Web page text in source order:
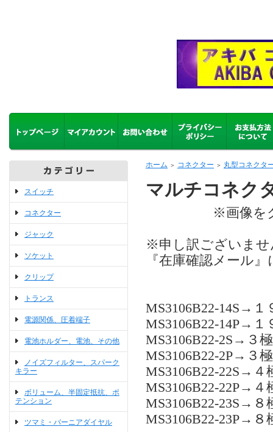
スイッチ
コネクター
ジャック
ソケット
クリップ
トランス
電源関係、圧着端子
電池ホルダー、電池、その他
ノイズフィルター、スパーク
キラー
ボリューム、半固定抵抗、ポ
テンション
ツマミ・バーニアダイヤル
ホーム ＞ コネクター ＞ 丸型コネクタ
マルチコネク
※画像をクリ
※申し訳ございませ
『在庫確認メール
MS3106B22-14S→１
MS3106B22-14P→１
MS3106B22-2S→３
MS3106B22-2P→３
MS3106B22-22S→４
MS3106B22-22P→４
MS3106B22-23S→８
MS3106B22-23P→８